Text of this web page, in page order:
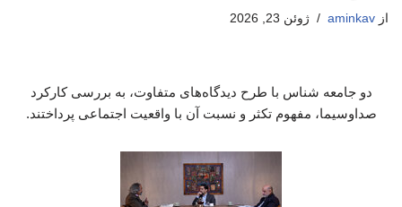
از aminkav ژوئن 23, 2026
دو جامعه شناس با طرح دیدگاه‌های متفاوت، به بررسی کارکرد
صداوسیما، مفهوم تکثر و نسبت آن با واقعیت اجتماعی پرداختند.